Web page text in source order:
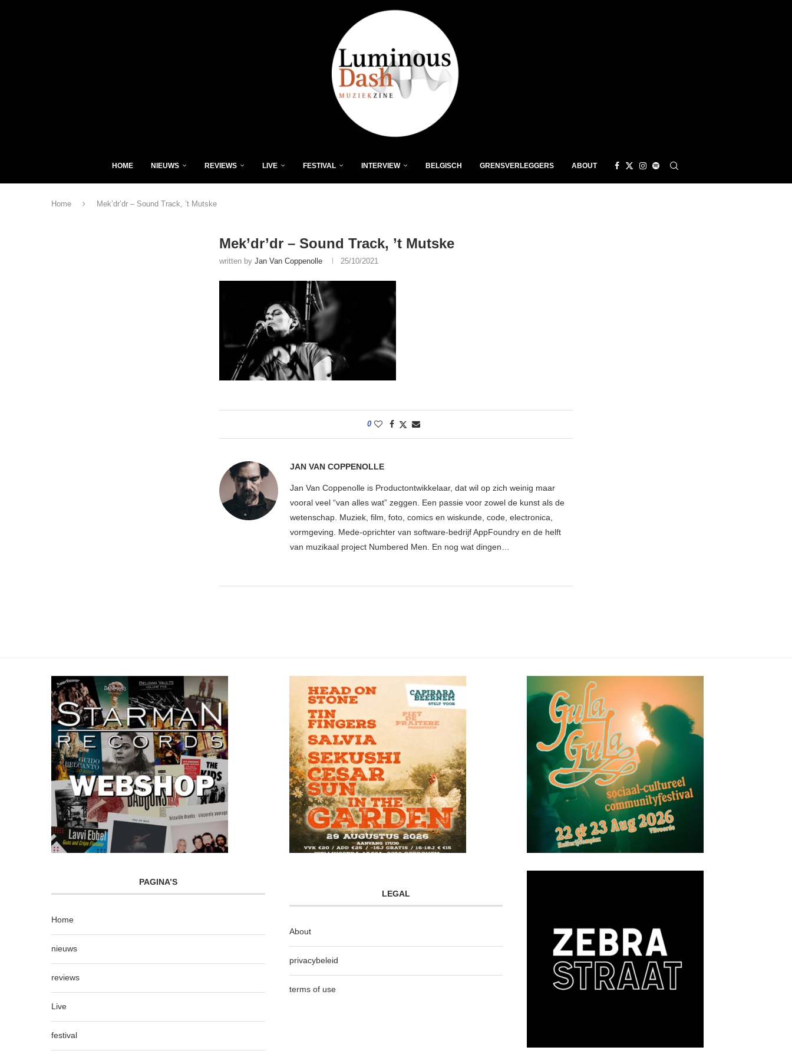
HOME NIEUWS REVIEWS LIVE FESTIVAL INTERVIEW BELGISCH GRENSVERLEGGERS ABOUT
Home Mek’dr’dr – Sound Track, ’t Mutske
Mek’dr’dr – Sound Track, ’t Mutske
written by Jan Van Coppenolle 25/10/2021
0
JAN VAN COPPENOLLE
Jan Van Coppenolle is Productontwikkelaar, dat wil op zich weinig maar
vooral veel “van alles wat” zeggen. Een passie voor zowel de kunst als de
wetenschap. Muziek, film, foto, comics en wiskunde, code, electronica,
vormgeving. Mede-oprichter van software-bedrijf AppFoundry en de helft
van muzikaal project Numbered Men. En nog wat dingen…
PAGINA’S
Home
nieuws
reviews
Live
festival
LEGAL
About
privacybeleid
terms of use